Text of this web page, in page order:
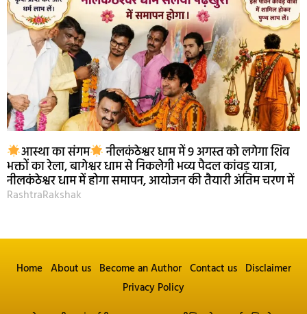
आस्था का संगम नीलकंठेश्वर धाम में 9 अगस्त को लगेगा शिव
भक्तों का रेला, बागेश्वर धाम से निकलेगी भव्य पैदल कांवड़ यात्रा,
नीलकंठेश्वर धाम में होगा समापन, आयोजन की तैयारी अंतिम चरण में
RashtraRakshak
Home About us Become an Author Contact us Disclaimer
Privacy Policy